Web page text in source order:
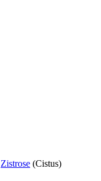
Zistrose (Cistus)